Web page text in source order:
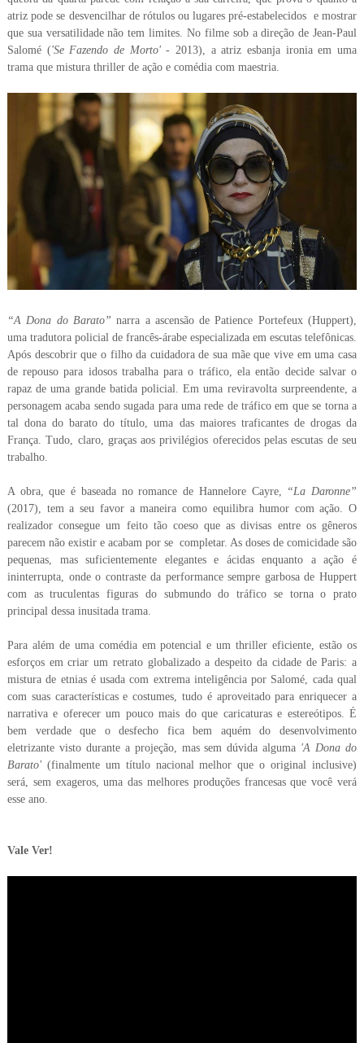
atriz pode se desvencilhar de rótulos ou lugares pré-estabelecidos e mostrar
que sua versatilidade não tem limites. No filme sob a direção de Jean-Paul
Salomé ('Se Fazendo de Morto'- 2013), a atriz esbanja ironia em uma
trama que mistura thriller de ação e comédia com maestria.
“A Dona do Barato” narra a ascensão de Patience Portefeux (Huppert),
uma tradutora policial de francês-árabe especializada em escutas telefônicas.
Após descobrir que o filho da cuidadora de sua mãe que vive em uma casa
de repouso para idosos trabalha para o tráfico, ela então decide salvar o
rapaz de uma grande batida policial. Em uma reviravolta surpreendente, a
personagem acaba sendo sugada para uma rede de tráfico em que se torna a
tal dona do barato do título, uma das maiores traficantes de drogas da
França. Tudo, claro, graças aos privilégios oferecidos pelas escutas de seu
trabalho.
A obra, que é baseada no romance de Hannelore Cayre,
“La Daronne”
(2017), tem a seu favor a maneira como equilibra humor com ação. O
realizador consegue um feito tão coeso que as divisas entre os gêneros
parecem não existir e acabam por se completar. As doses de comicidade são
pequenas, mas suficientemente elegantes e ácidas enquanto a ação é
ininterrupta, onde o contraste da performance sempre garbosa de Huppert
com as truculentas figuras do submundo do tráfico se torna o prato
principal dessa inusitada trama.
Para além de uma comédia em potencial e um thriller eficiente, estão os
esforços em criar um retrato globalizado a despeito da cidade de Paris: a
mistura de etnias é usada com extrema inteligência por Salomé, cada qual
com suas características e costumes, tudo é aproveitado para enriquecer a
narrativa e oferecer um pouco mais do que caricaturas e estereótipos. É
bem verdade que o desfecho fica bem aquém do desenvolvimento
eletrizante visto durante a projeção, mas sem dúvida alguma 'A Dona do
Barato' (finalmente um título nacional melhor que o original inclusive)
será, sem exageros, uma das melhores produções francesas que você verá
esse ano.
Vale Ver!